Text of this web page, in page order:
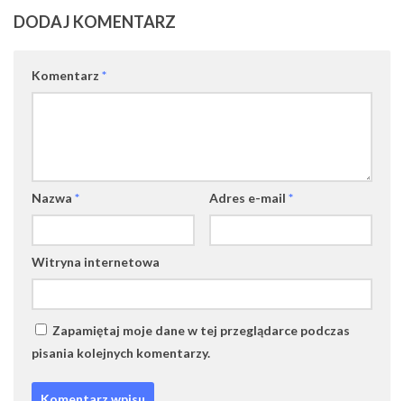
DODAJ KOMENTARZ
Komentarz *
Nazwa * Adres e-mail *
Witryna internetowa
Zapamiętaj moje dane w tej przeglądarce podczas
pisania kolejnych komentarzy.